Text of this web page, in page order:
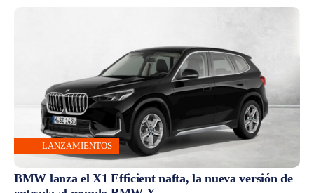
LANZAMIENTOS
BMW lanza el X1 Efficient nafta, la nueva versión de